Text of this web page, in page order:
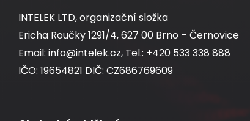
INTELEK LTD, organizační složka
Ericha Roučky 1291/4, 627 00 Brno – Černovice
Email: info@intelek.cz, Tel.: +420 533 338 888
IČO: 19654821 DIČ: CZ686769609